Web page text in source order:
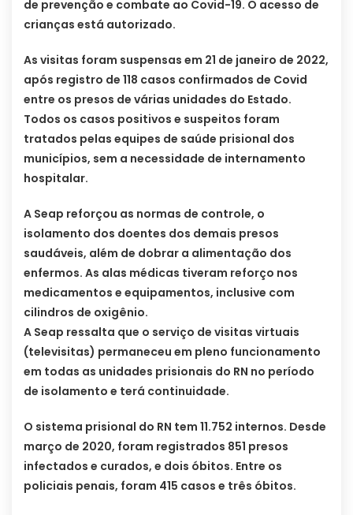
de prevenção e combate ao Covid-19. O acesso de
crianças está autorizado.
As visitas foram suspensas em 21 de janeiro de 2022,
após registro de 118 casos confirmados de Covid
entre os presos de várias unidades do Estado.
Todos os casos positivos e suspeitos foram
tratados pelas equipes de saúde prisional dos
municípios, sem a necessidade de internamento
hospitalar.
A Seap reforçou as normas de controle, o
isolamento dos doentes dos demais presos
saudáveis, além de dobrar a alimentação dos
enfermos. As alas médicas tiveram reforço nos
medicamentos e equipamentos, inclusive com
cilindros de oxigênio.
A Seap ressalta que o serviço de visitas virtuais
(televisitas) permaneceu em pleno funcionamento
em todas as unidades prisionais do RN no período
de isolamento e terá continuidade.
O sistema prisional do RN tem 11.752 internos. Desde
março de 2020, foram registrados 851 presos
infectados e curados, e dois óbitos. Entre os
policiais penais, foram 415 casos e três óbitos.